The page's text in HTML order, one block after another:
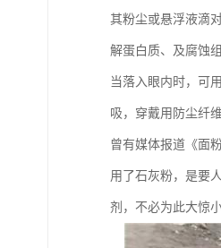
其粉尘或悬浮液滴
解蛋白质、及腐蚀
当落入眼内时，可
吸，穿戴用防尘纤
曾有媒体报道《面
用了石灰粉，是要
剂，不必为此大惊小